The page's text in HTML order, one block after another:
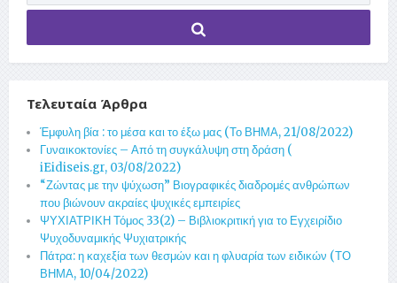
Τελευταία Άρθρα
Έμφυλη βία : το μέσα και το έξω μας (Το ΒΗΜΑ, 21/08/2022)
Γυναικοκτονίες – Από τη συγκάλυψη στη δράση (
iEidiseis.gr, 03/08/2022)
“Ζώντας με την ψύχωση” Βιογραφικές διαδρομές ανθρώπων
που βιώνουν ακραίες ψυχικές εμπειρίες
ΨΥΧΙΑΤΡΙΚΗ Τόμος 33(2) – Βιβλιοκριτική για το Εγχειρίδιο
Ψυχοδυναμικής Ψυχιατρικής
Πάτρα: η καχεξία των θεσμών και η φλυαρία των ειδικών (ΤΟ
ΒΗΜΑ, 10/04/2022)